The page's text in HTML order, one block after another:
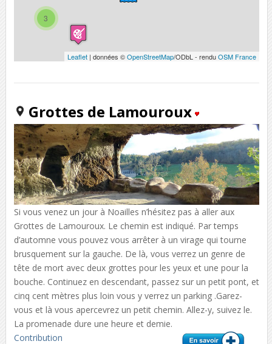
3
Leaflet | données ©OpenStreetMap/ODbL - renduOSM France
Grottes de Lamouroux
Si vous venez un jour à Noailles n’hésitez pas à aller aux
Grottes de Lamouroux. Le chemin est indiqué. Par temps
d’automne vous pouvez vous arrêter à un virage qui tourne
brusquement sur la gauche. De là, vous verrez un genre de
tête de mort avec deux grottes pour les yeux et une pour la
bouche. Continuez en descendant, passez sur un petit pont, et
cinq cent mètres plus loin vous y verrez un parking .Garez-
vous et là vous apercevrez un petit chemin. Allez-y, suivez le.
La promenade dure une heure et demie.
Contribution